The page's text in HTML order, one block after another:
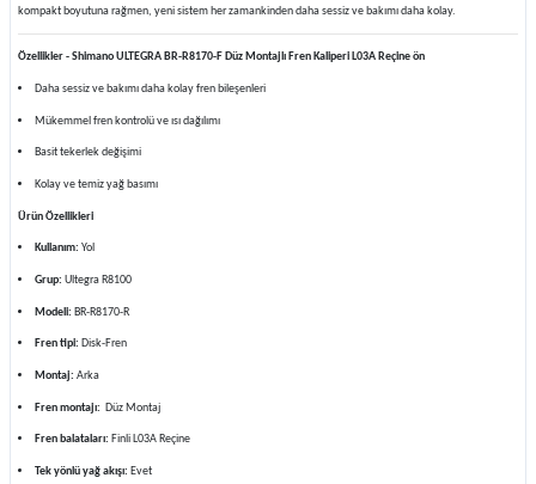
kompakt boyutuna rağmen, yeni sistem her zamankinden daha sessiz ve bakımı daha kolay.
Özellikler - Shimano ULTEGRA BR-R8170-F Düz Montajlı Fren Kaliperi L03A Reçine ön
Daha sessiz ve bakımı daha kolay fren bileşenleri
Mükemmel fren kontrolü ve ısı dağılımı
Basit tekerlek değişimi
Kolay ve temiz yağ basımı
Ürün Özellikleri
Kullanım: Yol
Grup: Ultegra R8100
Modeli: BR-R8170-R
Fren tipi: Disk-Fren
Montaj: Arka
Fren montajı: Düz Montaj
Fren balataları: Finli L03A Reçine
Tek yönlü yağ akışı: Evet